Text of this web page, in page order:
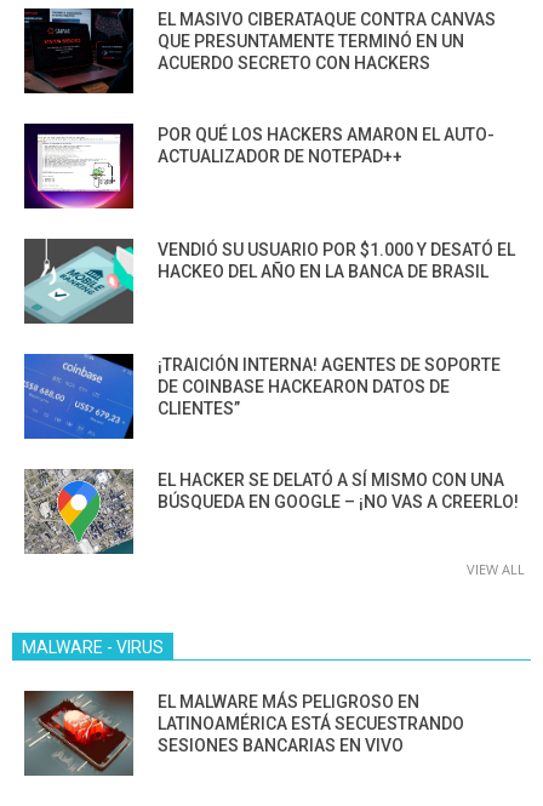
EL MASIVO CIBERATAQUE CONTRA CANVAS
QUE PRESUNTAMENTE TERMINÓ EN UN
ACUERDO SECRETO CON HACKERS
POR QUÉ LOS HACKERS AMARON EL AUTO-
ACTUALIZADOR DE NOTEPAD++
VENDIÓ SU USUARIO POR $1.000 Y DESATÓ EL
HACKEO DEL AÑO EN LA BANCA DE BRASIL
¡TRAICIÓN INTERNA! AGENTES DE SOPORTE
DE COINBASE HACKEARON DATOS DE
CLIENTES”
EL HACKER SE DELATÓ A SÍ MISMO CON UNA
BÚSQUEDA EN GOOGLE – ¡NO VAS A CREERLO!
VIEW ALL
MALWARE - VIRUS
EL MALWARE MÁS PELIGROSO EN
LATINOAMÉRICA ESTÁ SECUESTRANDO
SESIONES BANCARIAS EN VIVO